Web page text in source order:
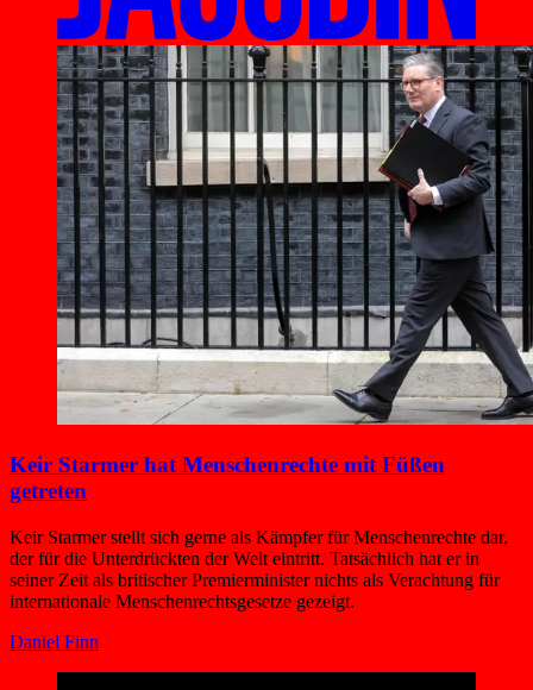
Keir Starmer hat Menschenrechte mit Füßen
getreten
Keir Starmer stellt sich gerne als Kämpfer für Menschenrechte dar,
der für die Unterdrückten der Welt eintritt. Tatsächlich hat er in
seiner Zeit als britischer Premierminister nichts als Verachtung für
internationale Menschenrechtsgesetze gezeigt.
Daniel Finn